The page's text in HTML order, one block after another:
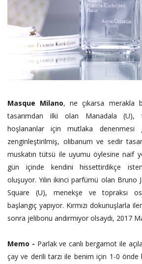
Masque Milano, ne çıkarsa merakla
tasarımdan ilki olan Manadala (U),
hoşlananlar için mutlaka denenmesi
zenginleştirilmiş, olibanum ve sedir
muskatın tütsü ile uyumu öylesine naif
gün içinde kendini hissettirdikçe
oluşuyor. Yılın ikinci parfümü olan Bruno
Square (U), menekşe ve topraksı
başlangıç yapıyor. Kırmızı dokunuşlarla
sonra jelibonu andırmıyor olsaydı, 2017
Memo - Parlak ve canlı bergamot ile
çay ve derili tarzı ile benim için 1-0 önde